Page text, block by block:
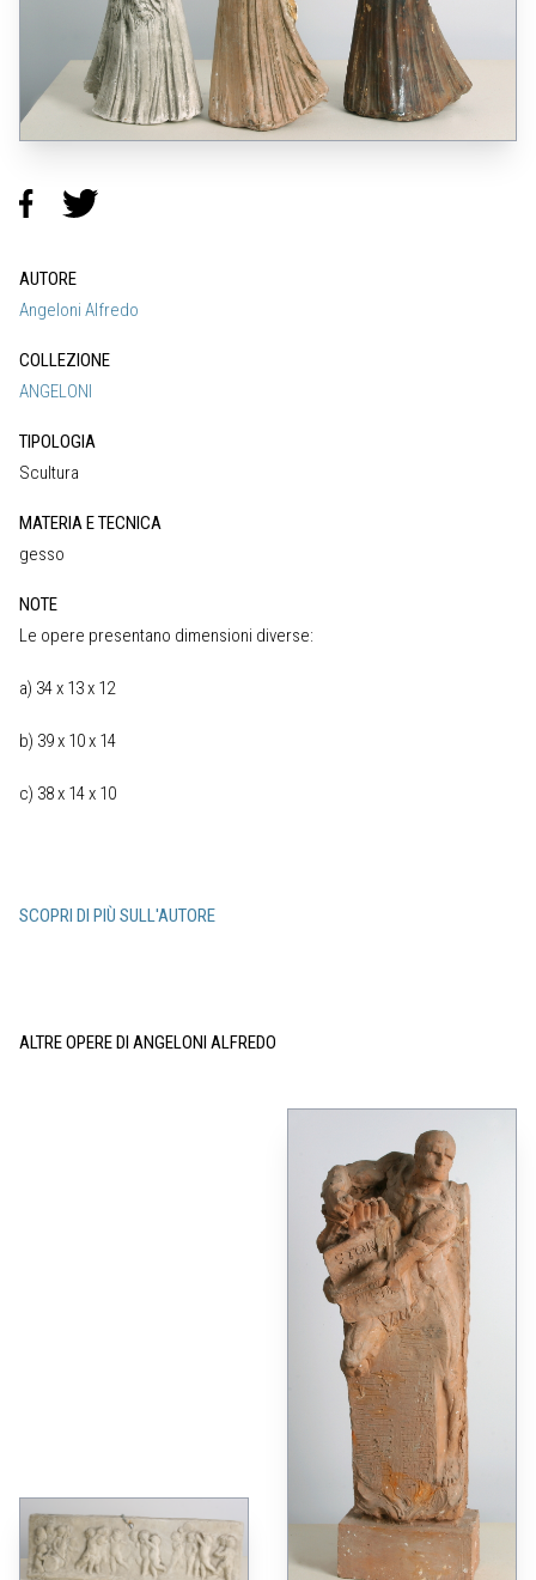
AUTORE
Angeloni Alfredo
COLLEZIONE
ANGELONI
TIPOLOGIA
Scultura
MATERIA E TECNICA
gesso
NOTE
Le opere presentano dimensioni diverse:
a) 34 x 13 x 12
b) 39 x 10 x 14
c) 38 x 14 x 10
SCOPRI DI PIÙ SULL'AUTORE
ALTRE OPERE DI ANGELONI ALFREDO